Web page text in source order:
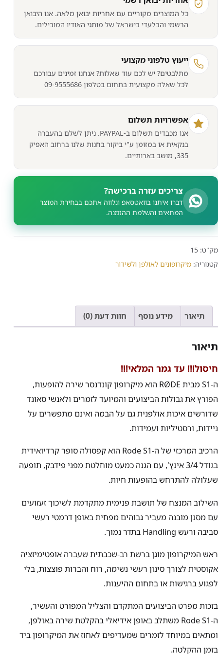
כל המוצרים מקוריים עם אחריות יבואן מלאה. אנו היבואן
הרשמי והבלעדי בישראל של מותגי האודיו המובילים.
ייעוץ טלפוני מקצועי
מתלבטים? יש לכם עוד שאלות? אנחנו זמינים עבורכם
לכל שאלה מקצועית בתחום בטלפון 09-9555686
אפשרויות תשלום
אנו מכבדים תשלום ב-PAYPAL. ניתן לשלם בהעברה
בנקאית או במזומן ע"י ביקור בחנות שלנו ברחוב האפיק
335, מושב בארותיים.
צריכים עזרה ברכישה?
דברו איתנו בוואטסאפ ונלווה אתכם בבחירת המוצר
המתאים והשלמת ההזמנה.
מק"ט: 15
קטגוריה: מיקרופונים לאולפן ולשידור
תיאור מידע נוסף חוות דעת (0)
תיאור
חיסול!!! עד גמר המלאי!!!
ה-S1מבית RØDE הוא מיקרופון קונדנסר שירה להופעות,
הפורץ את גבולות הביצועים והמיועד לזמרים ולאנשי סאונד
שדורשים איכות אולפנית גם על הבמה ואינם מתפשרים על
ניידות, ורסטיליות ועמידות.
הרכיב המרכזי של ה-Rode S1 הוא קפסולה סופר קרדיואידית
בגודל 3/4 אינץ', עם הגנה כמעט מוחלטת מפני פידבק, תופעה
שעלולה להתרחש בהופעות חיות.
השילוב המנצח של תושבת פנימית מתקדמת לשיכוך זעזועים
עם מסנן מובנה מעביר גבוהים מפחית באופן דרמטי רעשי
סביבה ורעש Handling בתדר נמוך.
ראש המיקרופון מוגן ברשת רב-שכבתית שעברה אופטימיזציה
אקוסטית לצורך סינון רעשי נשימה, רוח והברות פוצצות, בלי
לפגוע ברגישות או בתחום ההיענות.
בזכות מפרט הביצועים המתקדם והצליל המפורט והעשיר,
ה-Rode S1 משתלב באופן אידיאלי בהקלטת שירה באולפן,
ומתאים במיוחד לזמרים שמעדיפים לאחוז את המיקרופון ביד
בזמן ההקלטה.